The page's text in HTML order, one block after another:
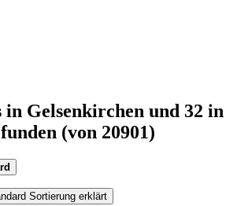
in Gelsenkirchen und 32 in
(von 20901)
Sortierung erklärt